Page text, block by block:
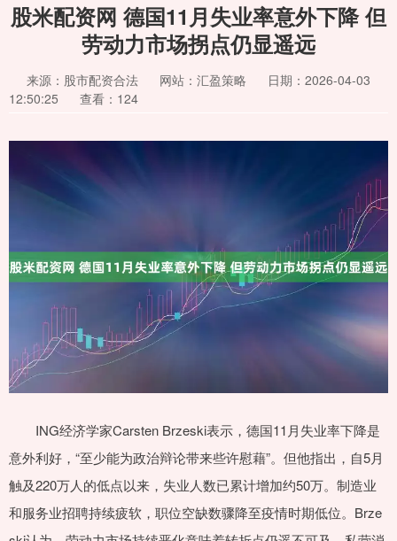
股米配资网 德国11月失业率意外下降 但
劳动力市场拐点仍显遥远
来源：股市配资合法 网站：汇盈策略
日期：2026-04-03
12:50:25
查看：124
ING经济学家Carsten Brzeski表示，德国11月失业率下降是
意外利好，“至少能为政治辩论带来些许慰藉”。但他指出，自5月
触及220万人的低点以来，失业人数已累计增加约50万。制造业
和服务业招聘持续疲软，职位空缺数骤降至疫情时期低位。Brze